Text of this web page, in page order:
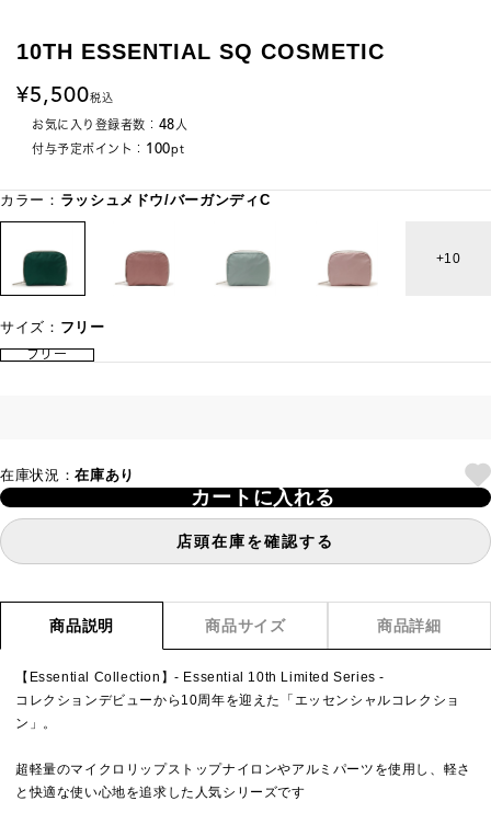
10TH ESSENTIAL SQ COSMETIC
5,500税込
お気に入り登録者数： 48人
付与予定ポイント： 100pt
カラー： ラッシュメドウ/バーガンディC
10
サイズ： フリー
フリー
在庫状況：在庫あり
カートに入れる
店頭在庫を確認する
商品説明 商品サイズ 商品詳細
【Essential Collection】- Essential 10th Limited Series -
コレクションデビューから10周年を迎えた「エッセンシャルコレクショ
ン」。
超軽量のマイクロリップストップナイロンやアルミパーツを使用し、軽さ
と快適な使い心地を追求した人気シリーズです